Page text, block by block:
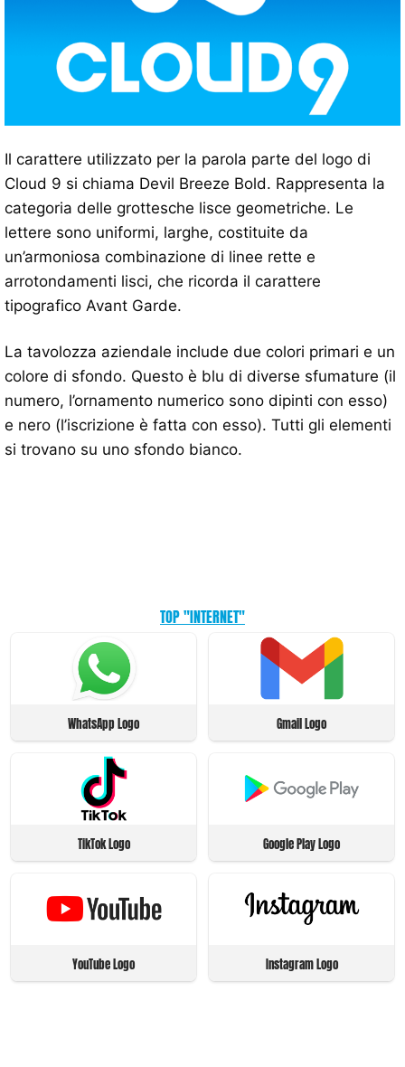
Il carattere utilizzato per la parola parte del logo di
Cloud 9 si chiama Devil Breeze Bold. Rappresenta la
categoria delle grottesche lisce geometriche. Le
lettere sono uniformi, larghe, costituite da
un’armoniosa combinazione di linee rette e
arrotondamenti lisci, che ricorda il carattere
tipografico Avant Garde.
La tavolozza aziendale include due colori primari e un
colore di sfondo. Questo è blu di diverse sfumature (il
numero, l’ornamento numerico sono dipinti con esso)
e nero (l’iscrizione è fatta con esso). Tutti gli elementi
si trovano su uno sfondo bianco.
TOP "INTERNET"
WhatsApp Logo Gmail Logo
TikTok Logo Google Play Logo
YouTube Logo Instagram Logo